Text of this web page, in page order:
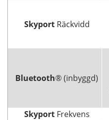
SkyportRäckvidd
Bluetooth® (inbyggd)
SkyportFrekvens